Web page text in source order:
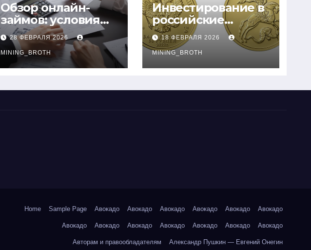
Обзор онлайн-
займов: условия
выдачи,
процентные
ставки и
требования к
28 ФЕВРАЛЯ 2026
MINING_BROTH
Инвестирование в
российские
золотые монеты:
подробное
руководство
18 ФЕВРАЛЯ 2026
MINING_BROTH
Home Sample Page Авокадо Авокадо Авокадо Авокадо Авокадо Авокадо
Авокадо Авокадо Авокадо Авокадо Авокадо Авокадо Авокадо
Авторам и правообладателям Александр Пушкин — Евгений Онегин